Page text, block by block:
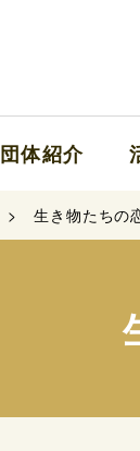
団体紹介
生き物たちの